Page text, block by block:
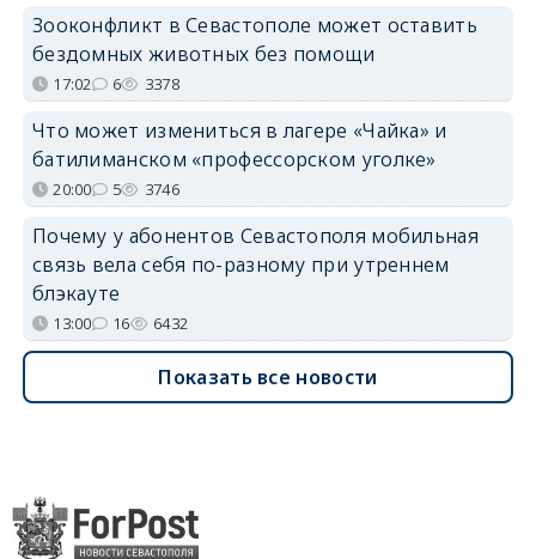
Зооконфликт в Севастополе может оставить
бездомных животных без помощи
17:02 6 3378
Что может измениться в лагере «Чайка» и
батилиманском «профессорском уголке»
20:00 5 3746
Почему у абонентов Севастополя мобильная
связь вела себя по-разному при утреннем
блэкауте
13:00 16 6432
Показать все новости